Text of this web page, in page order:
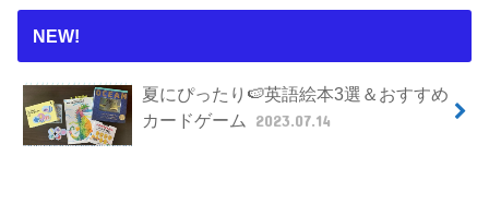
NEW!
夏にぴったり🍉英語絵本3選＆おすすめ
カードゲーム
2023.07.14